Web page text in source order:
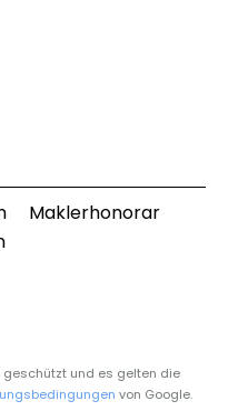
Maklerhonorar
geschützt und es gelten die
von Google.